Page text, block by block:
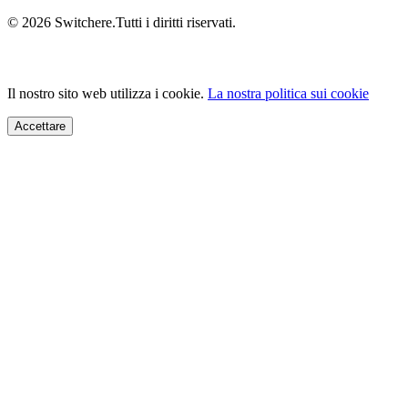
© 2026 Switchere.Tutti i diritti riservati.
Il nostro sito web utilizza i cookie. La nostra politica sui cookie
Accettare